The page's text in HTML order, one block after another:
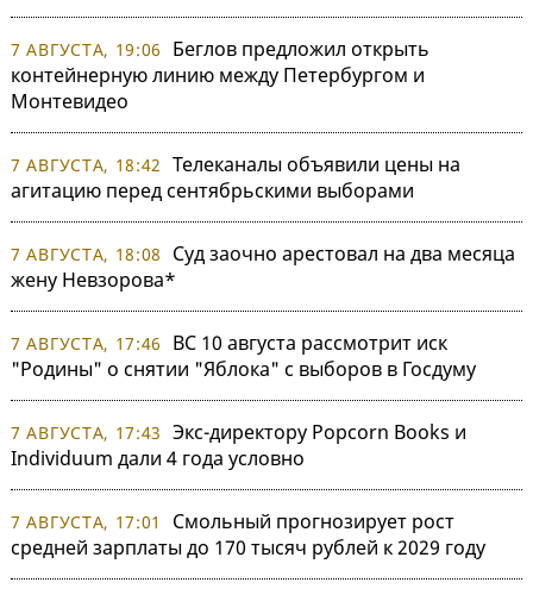
7 АВГУСТА, 19:06
Беглов предложил открыть
контейнерную линию между Петербургом и
Монтевидео
7 АВГУСТА, 18:42 Телеканалы объявили цены на
агитацию перед сентябрьскими выборами
7 АВГУСТА, 18:08
Суд заочно арестовал на два месяца
жену Невзорова*
7 АВГУСТА, 17:46
ВС 10 августа рассмотрит иск
"Родины" о снятии "Яблока" с выборов в Госдуму
7 АВГУСТА, 17:43 Экс-директору Popcorn Books и
Individuum дали 4 года условно
7 АВГУСТА, 17:01
Смольный прогнозирует рост
средней зарплаты до 170 тысяч рублей к 2029 году